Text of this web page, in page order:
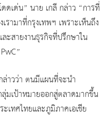
ดเด่น” นาย เกลี กล่าว “การที่
ามาที่กรุงเทพฯ เพราะเห็นถึง
ะสายงานธุรกิจที่ปรึกษาใน
ล่าวว่า ตนมีแผนที่จะนำ
มเป้าหมายออกสู่ตลาดมากขึ้น
เทศไทยและภูมิภาคเอเชีย